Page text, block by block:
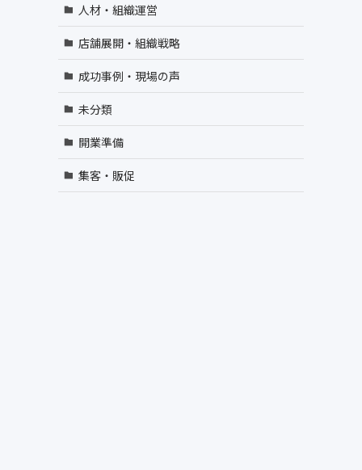
人材・組織運営
店舗展開・組織戦略
成功事例・現場の声
未分類
開業準備
集客・販促